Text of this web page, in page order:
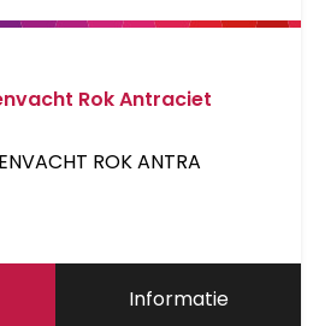
Rok Antraciet
ROK ANTRA
Informatie